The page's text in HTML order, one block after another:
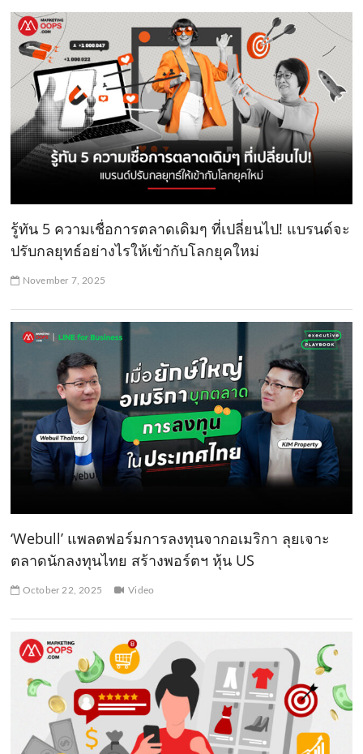
รู้ทัน 5 ความเชื่อการตลาดเดิมๆ ที่เปลี่ยนไป! แบรนด์จะ
ปรับกลยุทธ์อย่างไรให้เข้ากับโลกยุคใหม่
November 7, 2025
‘Webull’ แพลตฟอร์มการลงทุนจากอเมริกา ลุยเจาะ
ตลาดนักลงทุนไทย สร้างพอร์ตฯ หุ้น US
October 22, 2025 Video